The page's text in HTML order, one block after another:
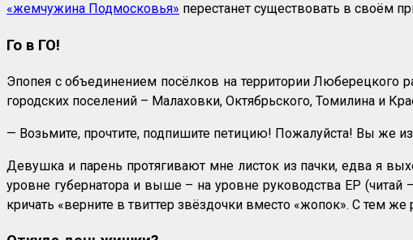
«жемчужина Подмосковья» перестанет существовать в своём
Го в ГО!
Эпопея с объединением посёлков на территории Люберецкого
городских поселений – Малаховки, Октябрьского, Томилина и
— Возьмите, прочтите, подпишите петицию! Пожалуйста! Вы же
Девушка и парень протягивают мне листок из пачки, едва я
уровне губернатора и выше – на уровне руководства ЕР
кричать «верните в твиттер звёздочки вместо «жопок». С тем же